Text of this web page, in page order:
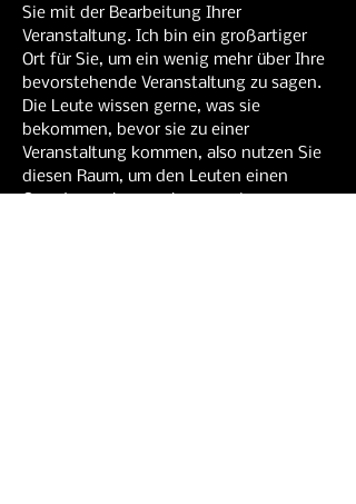
Sie mit der Bearbeitung Ihrer
Veranstaltung. Ich bin ein großartiger
Ort für Sie, um ein wenig mehr über Ihre
bevorstehende Veranstaltung zu sagen.
Die Leute wissen gerne, was sie
bekommen, bevor sie zu einer
Veranstaltung kommen, also nutzen Sie
diesen Raum, um den Leuten einen